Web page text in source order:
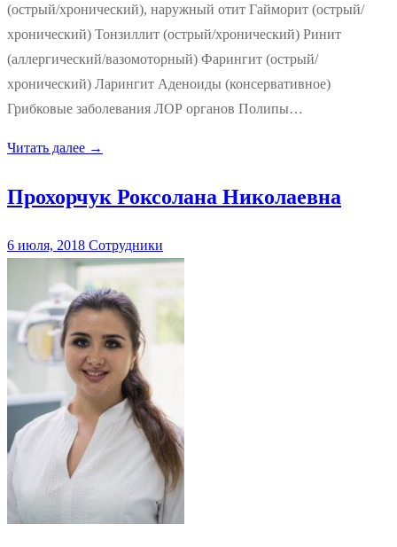
(острый/хронический), наружный отит Гайморит (острый/
хронический) Тонзиллит (острый/хронический) Ринит
(аллергический/вазомоторный) Фарингит (острый/
хронический) Ларингит Аденоиды (консервативное)
Грибковые заболевания ЛОР органов Полипы…
Читать далее →
Прохорчук Роксолана Николаевна
6 июля, 2018 Сотрудники